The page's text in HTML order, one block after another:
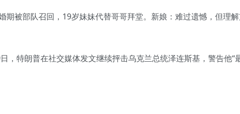
期被部队召回，19岁妹妹代替哥哥拜堂。新娘：难过遗憾，但理
，特朗普在社交媒体发文继续抨击乌克兰总统泽连斯基，警告他“